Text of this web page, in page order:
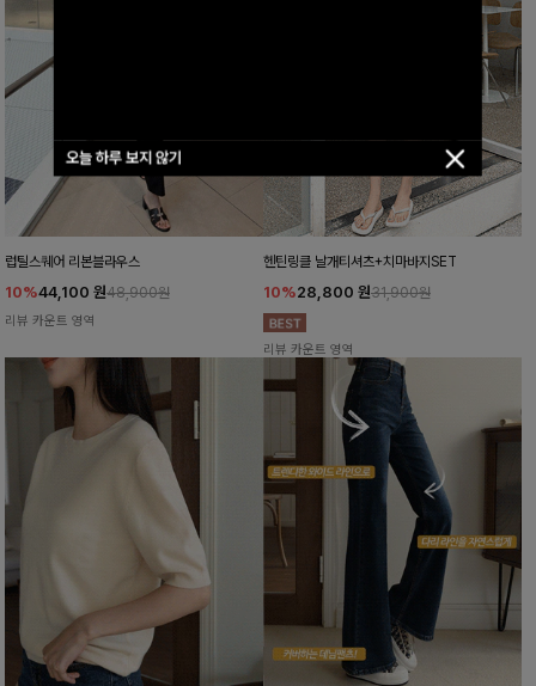
오늘 하루 보지 않기
럽틸스퀘어 리본블라우스
10%44,100 원48,900원
리뷰 카운트 영역
헨틴링클 날개티셔츠+치마바지SET
10%28,800 원31,900원
리뷰 카운트 영역